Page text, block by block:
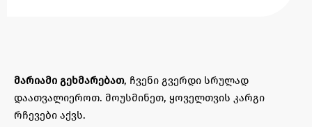
მარიამი გეხმარებათ, ჩვენი გვერდი სრულად
დაათვალიეროთ. მოუსმინეთ, ყოველთვის კარგი
რჩევები აქვს.